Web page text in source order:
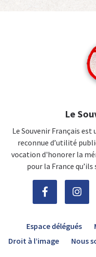
Le
Le Souvenir Français
reconnue d’utilité
vocation d'honorer la
pour la France
Espace délégués
Droit à l’image
Nous